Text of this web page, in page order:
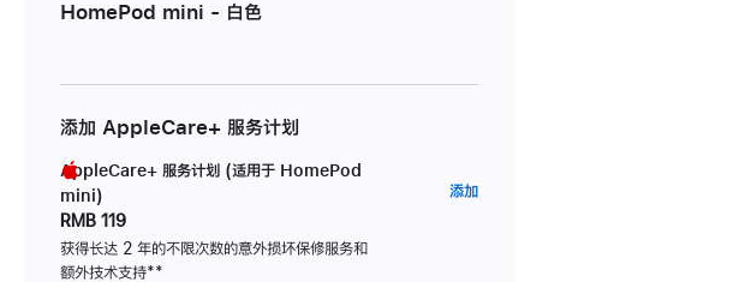
HomePod mini - 白色
添加 AppleCare+ 服务计划
AppleCare+ 服务计划 (适用于 HomePod
mini)
RMB 119
获得长达 2 年的不限次数的意外损坏保修服务和
额外技术支持脚
**
添加AppleCare+